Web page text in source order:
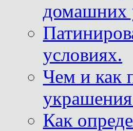
домашних
условиях.
Чем и как
Как